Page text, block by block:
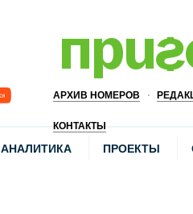
АРХИВ НОМЕРОВ
КОНТАКТЫ
АНАЛИТИКА ПРОЕКТЫ